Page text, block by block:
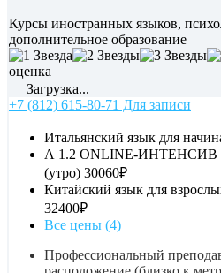
Курсы иностранных языков,
дополнительное образование
оценка
Загрузка...
+7 (812) 615-80-71 Для записи
Итальянский язык для
А 1.2 ONLINE-ИНТЕНСИВ с
(утро) 30060₽
Китайский язык для
32400₽
Все цены (4)
Профессиональный